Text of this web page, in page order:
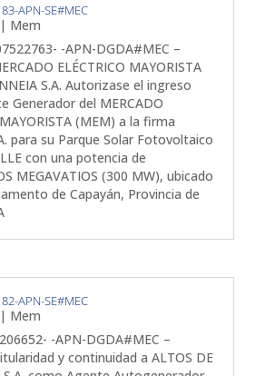
APN-SE#MEC
| Mem
-APN-DGDA#MEC –
ELÉCTRICO MAYORISTA
S.A. Autorizase el ingreso
Generador del MERCADO
(MEM) a la firma
para su Parque Solar Fotovoltaico
con una potencia de
MEGAVATIOS (300 MW), ubicado
de Capayán, Provincia de
APN-SE#MEC
| Mem
-APN-DGDA#MEC –
y continuidad a ALTOS DE